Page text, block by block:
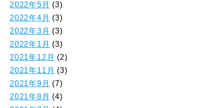
2022年5月 (3)
2022年4月 (3)
2022年3月 (3)
2022年1月 (3)
2021年12月 (2)
2021年11月 (3)
2021年9月 (7)
2021年8月 (4)